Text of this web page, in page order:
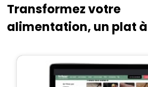
Transformez votre
alimentation, un plat